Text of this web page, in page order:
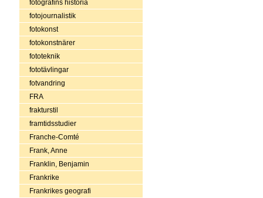
fotografins historia
fotojournalistik
fotokonst
fotokonstnärer
fototeknik
fototävlingar
fotvandring
FRA
frakturstil
framtidsstudier
Franche-Comté
Frank, Anne
Franklin, Benjamin
Frankrike
Frankrikes geografi